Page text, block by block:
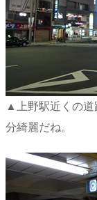
▲上野駅近くの道
分綺麗だね。